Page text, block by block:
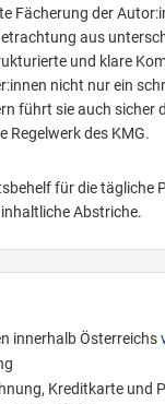
Fächerung der
aus
und klare
nicht nur ein
führt sie auch sicher
Regelwerk des KMG.
für die tägliche
Abstriche.
innerhalb Österreichs
Kreditkarte und